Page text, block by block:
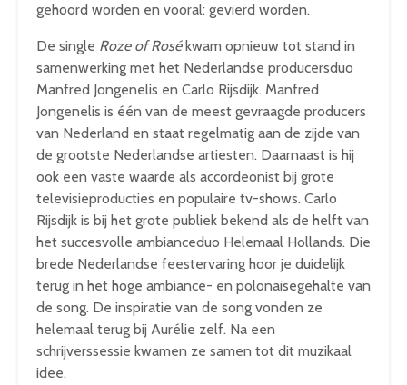
gehoord worden en vooral: gevierd worden.
De single Roze of Rosékwam opnieuw tot stand in
samenwerking met het Nederlandse producersduo
Manfred Jongenelis en Carlo Rijsdijk. Manfred
Jongenelis is één van de meest gevraagde producers
van Nederland en staat regelmatig aan de zijde van
de grootste Nederlandse artiesten. Daarnaast is hij
ook een vaste waarde als accordeonist bij grote
televisieproducties en populaire tv-shows. Carlo
Rijsdijk is bij het grote publiek bekend als de helft van
het succesvolle ambianceduo Helemaal Hollands. Die
brede Nederlandse feestervaring hoor je duidelijk
terug in het hoge ambiance- en polonaisegehalte van
de song. De inspiratie van de song vonden ze
helemaal terug bij Aurélie zelf. Na een
schrijverssessie kwamen ze samen tot dit muzikaal
idee.